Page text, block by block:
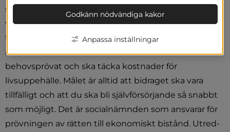
som du kan ha rätt till. Andra bidrag kan till exempel
vara barnbidrag, bostadsbidrag, underhållsstöd,
föräldrapenning, sjukpenning eller
arbetslöshetskassa. Ekonomiskt bistånd är
behovsprövat och ska täcka kostnader för
livsuppehälle. Målet är alltid att bidraget ska vara
tillfälligt och att du ska bli självförsörjande så snabbt
som möjligt. Det är socialnämnden som ansvarar för
pröv­ningen av rätten till ekonomiskt bistånd. Utred­
Godkänn nödvändiga kakor
Anpassa inställningar